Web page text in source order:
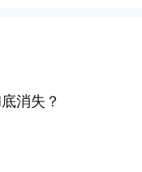
消失？